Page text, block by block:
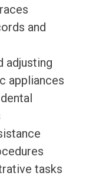
and
adjusting
appliances
tasks